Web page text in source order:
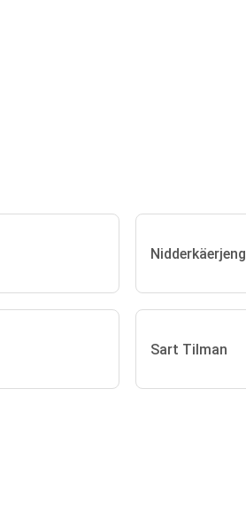
Nidderkäerjeng
Sart Tilman